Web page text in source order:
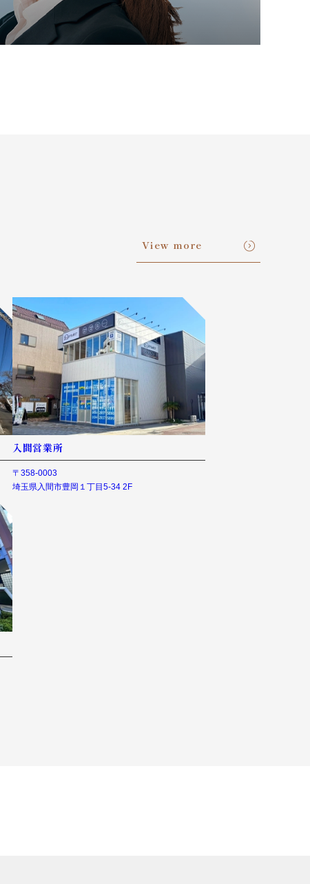
View more
入間営業所
〒358-0003
埼玉県入間市豊岡１丁目5-34 2F